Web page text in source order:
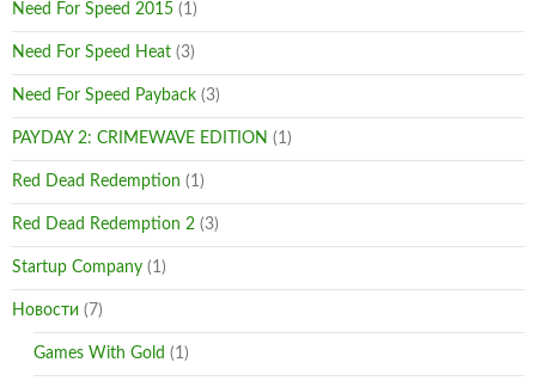
Need For Speed 2015 (1)
Need For Speed Heat (3)
Need For Speed Payback (3)
PAYDAY 2: CRIMEWAVE EDITION (1)
Red Dead Redemption (1)
Red Dead Redemption 2 (3)
Startup Company (1)
Новости (7)
Games With Gold (1)